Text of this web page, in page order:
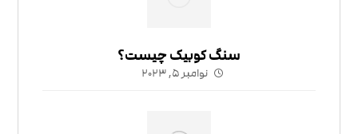
سنگ کوبیک چیست؟
نوامبر ۵, ۲۰۲۳